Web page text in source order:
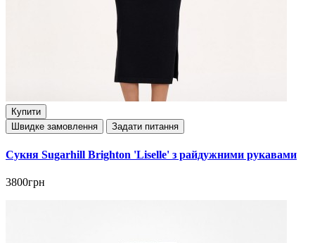
Купити
Швидке замовлення
Задати питання
Сукня Sugarhill Brighton 'Liselle' з райдужними рукавами
3800грн